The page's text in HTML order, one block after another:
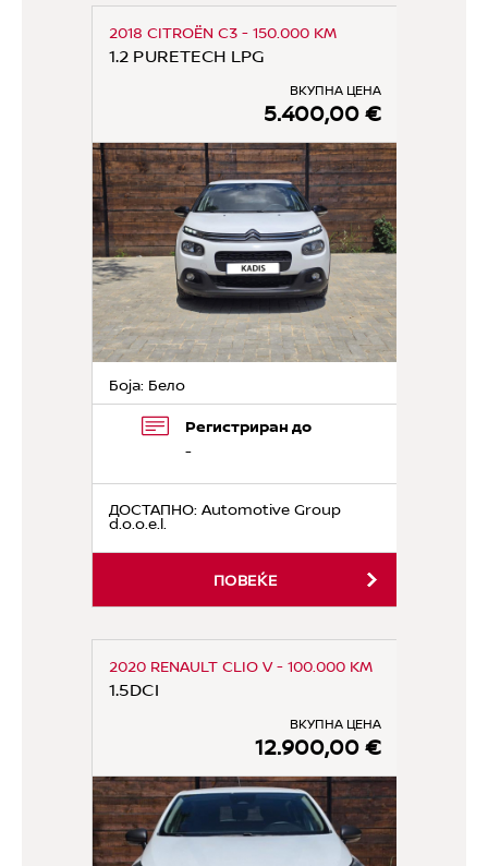
2018 CITROËN C3 - 150.000 KM
1.2 PURETECH LPG
ВКУПНА ЦЕНА
5.400,00 €
Боја: Бело
Регистриран до
-
ДОСТАПНО: Automotive Group
d.o.o.e.l.
ПОВЕЌЕ
2020 RENAULT CLIO V - 100.000 KM
1.5DCI
ВКУПНА ЦЕНА
12.900,00 €